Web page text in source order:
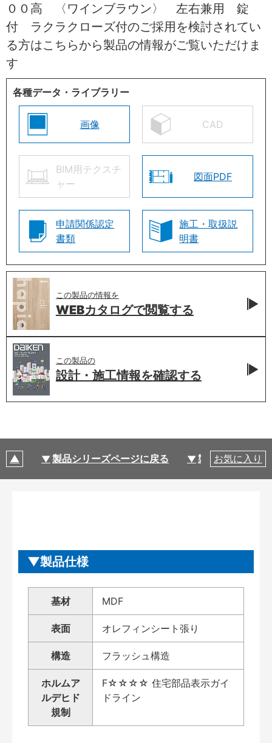
００高 〈ワインブラウン〉 左右兼用 錠
付 ラクラクローズ付のご採用を検討されてい
る方はこちらから製品の情報がご覧いただけま
す
各種データ・ライブラリー
画像 CAD
BIM用テクスチ
ャー
図面PDF
申請関係認定
書類
施工・取扱説
明書
この製品の情報を
WEBカタログで閲覧する
この製品の
設計・施工情報を確認する
製品シリーズページに戻る 製品仕様
お気に入り
製品仕様
基材 MDF
表面 オレフィンシート張り
構造 フラッシュ構造
ホルムア
ルデヒド
規制
F☆☆☆☆ 住宅部品表示ガイ
ドライン